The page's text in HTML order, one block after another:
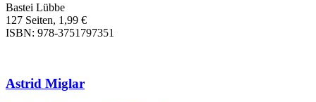
Bastei Lübbe
127 Seiten, 1,99 €
ISBN: 978-3751797351
Astrid Miglar